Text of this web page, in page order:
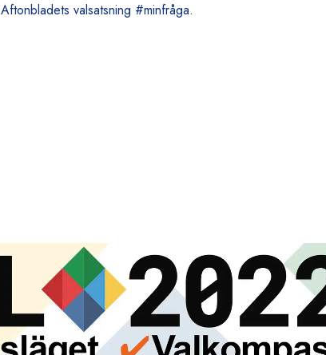
Aftonbladets valsatsning #minfråga.